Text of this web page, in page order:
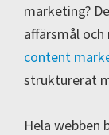
marketing?
affärsmål och
content
strukturerat
Hela webben